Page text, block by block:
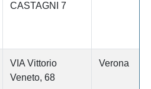
CASTAGNI 7
VIA Vittorio
Veneto, 68
Verona